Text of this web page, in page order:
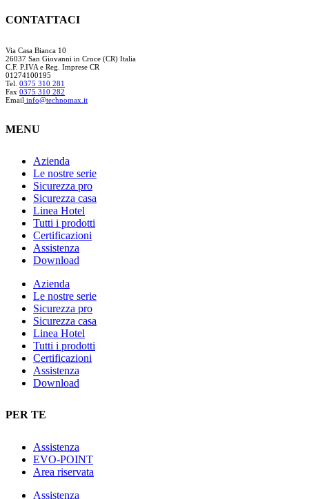
CONTATTACI
Via Casa Bianca 10
26037 San Giovanni in Croce (CR) Italia
C.F. P.IVA e Reg. Imprese CR
01274100195
Tel. 0375 310 281
Fax 0375 310 282
Email info@technomax.it
MENU
Azienda
Le nostre serie
Sicurezza pro
Sicurezza casa
Linea Hotel
Tutti i prodotti
Certificazioni
Assistenza
Download
Azienda
Le nostre serie
Sicurezza pro
Sicurezza casa
Linea Hotel
Tutti i prodotti
Certificazioni
Assistenza
Download
PER TE
Assistenza
EVO-POINT
Area riservata
Assistenza